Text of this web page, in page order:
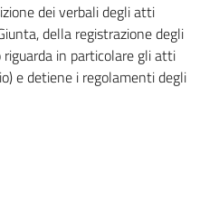
dei verbali degli atti
della registrazione degli
in particolare gli atti
e detiene i regolamenti degli